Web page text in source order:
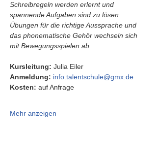
Schreibregeln werden erlernt und
spannende Aufgaben sind zu lösen.
Übungen für die richtige Aussprache und
das phonematische Gehör wechseln sich
mit Bewegungsspielen ab.
Kursleitung: Julia Eiler
Anmeldung: info.talentschule@gmx.de
Kosten: auf Anfrage
Mehr anzeigen